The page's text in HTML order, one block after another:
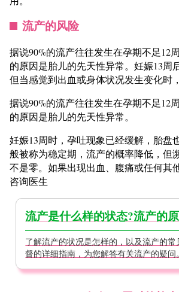
流产的风险
据说90%的流产往往发生在孕期不足12
的原因是胎儿的先天性异常。妊娠13周
但当感觉到出血或身体状况发生变化时
据说90%的流产往往发生在孕期不足12
的原因是胎儿的先天性异常。
妊娠13周时，孕吐现象已经缓解，胎盘
般被称为稳定期，流产的概率降低，但
不是零。如果出现出血、腹痛或任何其
咨询医生
了解流产的状况是怎样的，以及流产的常
督的详细指南，为您解答有关流产的疑问